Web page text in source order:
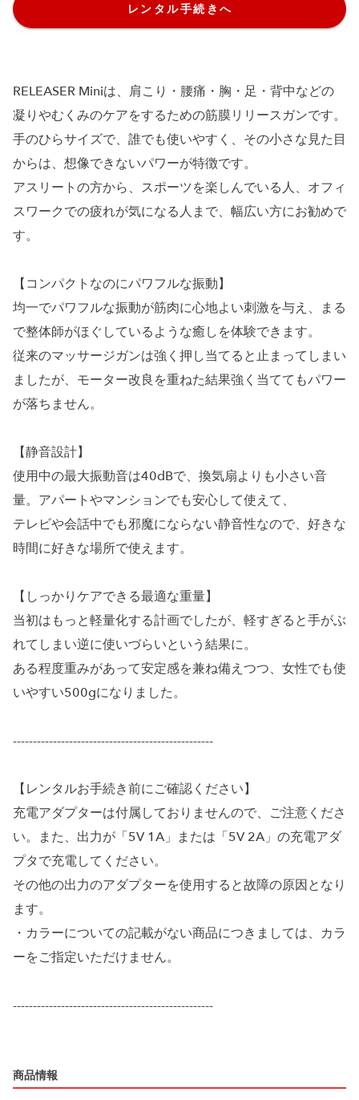
レンタル手続きへ
RELEASER Miniは、肩こり・腰痛・胸・足・背中などの
凝りやむくみのケアをするための筋膜リリースガンです。
手のひらサイズで、誰でも使いやすく、その小さな見た目
からは、想像できないパワーが特徴です。
アスリートの方から、スポーツを楽しんでいる人、オフィ
スワークでの疲れが気になる人まで、幅広い方にお勧めで
す。
【コンパクトなのにパワフルな振動】
均一でパワフルな振動が筋肉に心地よい刺激を与え、まる
で整体師がほぐしているような癒しを体験できます。
従来のマッサージガンは強く押し当てると止まってしまい
ましたが、モーター改良を重ねた結果強く当ててもパワー
が落ちません。
【静音設計】
使用中の最大振動音は40dBで、換気扇よりも小さい音
量。アパートやマンションでも安心して使えて、
テレビや会話中でも邪魔にならない静音性なので、好きな
時間に好きな場所で使えます。
【しっかりケアできる最適な重量】
当初はもっと軽量化する計画でしたが、軽すぎると手がぶ
れてしまい逆に使いづらいという結果に。
ある程度重みがあって安定感を兼ね備えつつ、女性でも使
いやすい500gになりました。
--------------------------------------------------
【レンタルお手続き前にご確認ください】
充電アダプターは付属しておりませんので、ご注意くださ
い。また、出力が「5V 1A」または「5V 2A」の充電アダ
プタで充電してください。
その他の出力のアダプターを使用すると故障の原因となり
ます。
・カラーについての記載がない商品につきましては、カラ
ーをご指定いただけません。
--------------------------------------------------
商品情報